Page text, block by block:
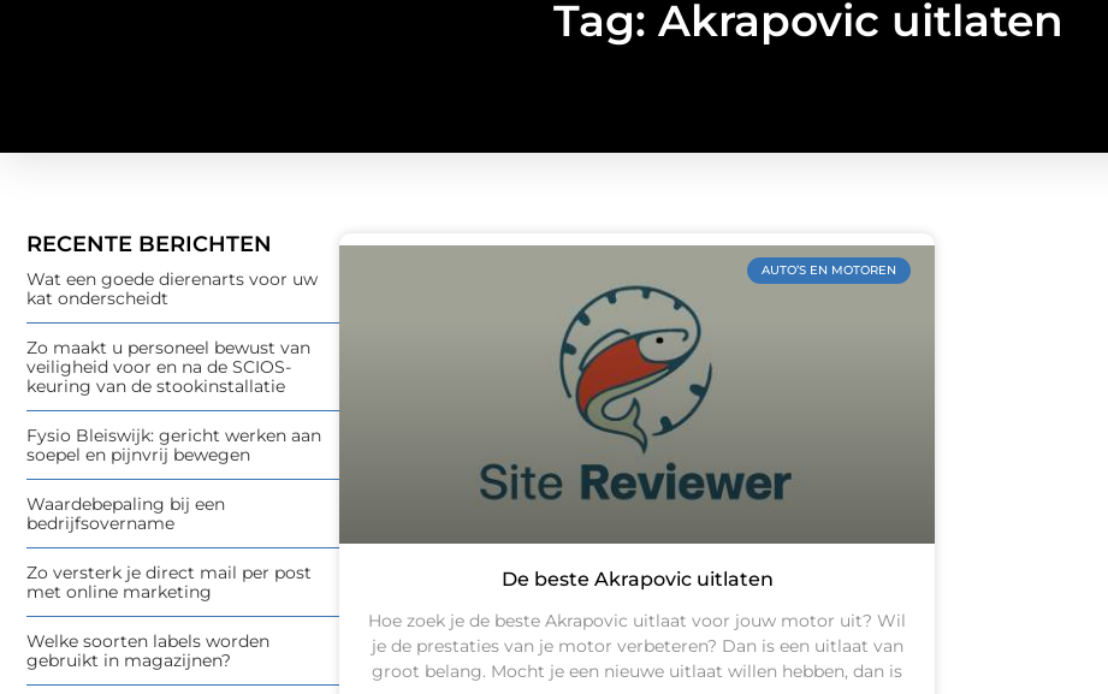
Tag: Akrapovic uitlaten
RECENTE BERICHTEN
Wat een goede dierenarts voor uw
kat onderscheidt
Zo maakt u personeel bewust van
veiligheid voor en na de SCIOS-
keuring van de stookinstallatie
Fysio Bleiswijk: gericht werken aan
soepel en pijnvrij bewegen
Waardebepaling bij een
bedrijfsovername
Zo versterk je direct mail per post
met online marketing
Welke soorten labels worden
gebruikt in magazijnen?
AUTO’S EN MOTOREN
De beste Akrapovic uitlaten
Hoe zoek je de beste Akrapovic uitlaat voor jouw motor uit? Wil
je de prestaties van je motor verbeteren? Dan is een uitlaat van
groot belang. Mocht je een nieuwe uitlaat willen hebben, dan is